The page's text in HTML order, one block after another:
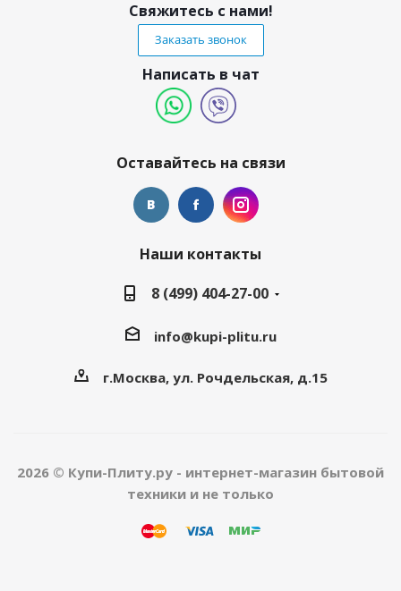
Свяжитесь с нами!
Заказать звонок
Написать в чат
Оставайтесь на связи
Наши контакты
8 (499) 404-27-00
info@kupi-plitu.ru
г.Москва, ул. Рочдельская, д.15
2026 © Купи-Плиту.ру - интернет-магазин бытовой
техники и не только